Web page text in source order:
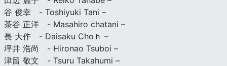
谷 俊幸 - Toshiyuki Tani –
茶谷 正洋 - Masahiro chatani –
長 大作 - Daisaku Choｈ –
坪井 浩尚 - Hironao Tsuboi –
津留 敬文 - Tsuru Takahumi –